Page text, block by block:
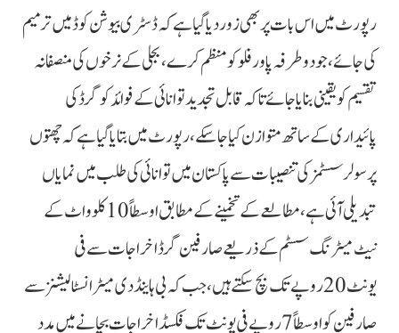
رپورٹ میں اس بات پر بھی زور دیا گیا ہے کہ ڈسٹری بیوشن کوڈ میں ترمیم
کی جائے، جو دوطرفہ پاور فلو کو منظم کرے، بجلی کے نرخوں کی منصفانہ
تقسیم کو یقینی بنایا جائے تاکہ قابل تجدید توانائی کے فوائد کوگرڈ کی
پائیداری کے ساتھ متوازن کیا جاسکے، رپورٹ میں بتایا گیا ہے کہ چھتوں
پر سولر سسٹمز کی تنصیبات سے پاکستان میں توانائی کی طلب میں نمایاں
تبدیلی آئی ہے، مطالعے کے تخمینے کے مطابق اوسطاً 10 کلو واٹ کے
نیٹ میٹرنگ سسٹم کے ذریعے صارفین گرڈ اخراجات سے فی
یونٹ 20 روپے تک بچ سکتے ہیں، جب کہ بی ہاینڈ دی میٹر انسٹالیشنز سے
صارفین کو اوسطاً 7 روپے فی یونٹ تک فکسڈ اخراجات بچانے میں مدد